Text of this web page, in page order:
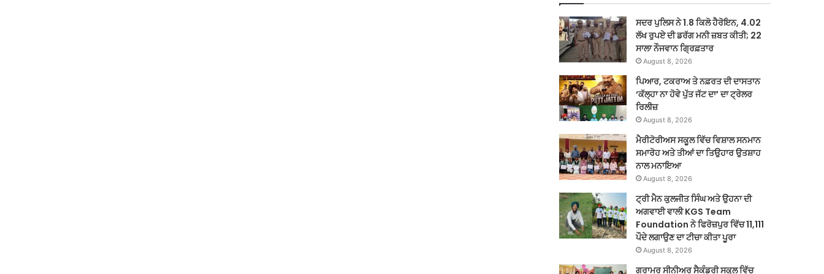
ਸਦਰ ਪੁਲਿਸ ਨੇ 1.8 ਕਿਲੋ ਹੈਰੋਇਨ, 4.02
ਲੱਖ ਰੁਪਏ ਦੀ ਡਰੱਗ ਮਨੀ ਜ਼ਬਤ ਕੀਤੀ; 22
ਸਾਲਾ ਨੌਜਵਾਨ ਗ੍ਰਿਫ਼ਤਾਰ
August 8, 2026
ਪਿਆਰ, ਟਕਰਾਅ ਤੇ ਨਫ਼ਰਤ ਦੀ ਦਾਸਤਾਨ
‘ਕੱਲ੍ਹਾ ਨਾ ਹੋਵੇ ਪੁੱਤ ਜੱਟ ਦਾ’ ਦਾ ਟ੍ਰੇਲਰ
ਰਿਲੀਜ਼
August 8, 2026
ਮੈਰੀਟੋਰੀਅਸ ਸਕੂਲ ਵਿੱਚ ਵਿਸ਼ਾਲ ਸਨਮਾਨ
ਸਮਾਰੋਹ ਅਤੇ ਤੀਆਂ ਦਾ ਤਿਉਹਾਰ ਉਤਸ਼ਾਹ
ਨਾਲ ਮਨਾਇਆ
August 8, 2026
ਟ੍ਰੀ ਮੈਨ ਕੁਲਜੀਤ ਸਿੰਘ ਅਤੇ ਉਹਨਾ ਦੀ
ਅਗਵਾਈ ਵਾਲੀ KGS Team
Foundation ਨੇ ਫਿਰੋਜ਼ਪੁਰ ਵਿੱਚ 11,111
ਪੌਦੇ ਲਗਾਉਣ ਦਾ ਟੀਚਾ ਕੀਤਾ ਪੂਰਾ
August 8, 2026
ਗਰਾਮਰ ਸੀਨੀਅਰ ਸੈਕੰਡਰੀ ਸਕੂਲ ਵਿੱਚ